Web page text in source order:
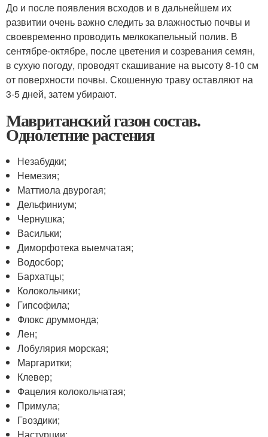
До и после появления всходов и в дальнейшем их
развитии очень важно следить за влажностью почвы и
своевременно проводить мелкокапельный полив. В
сентябре-октябре, после цветения и созревания семян,
в сухую погоду, проводят скашивание на высоту 8-10 см
от поверхности почвы. Скошенную траву оставляют на
3-5 дней, затем убирают.
Мавританский газон состав.
Однолетние растения
Незабудки;
Немезия;
Маттиола двурогая;
Дельфиниум;
Чернушка;
Васильки;
Диморфотека выемчатая;
Водосбор;
Бархатцы;
Колокольчики;
Гипсофила;
Флокс друммонда;
Лен;
Лобулярия морская;
Маргаритки;
Клевер;
Фацелия колокольчатая;
Примула;
Гвоздики;